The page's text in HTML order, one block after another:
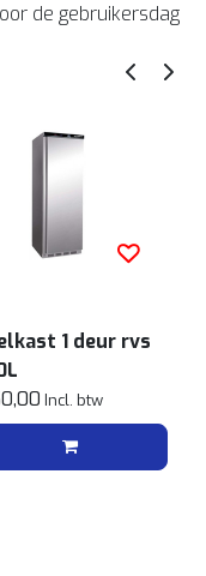
de gebruikersdag
1 deur rvs
Incl. btw